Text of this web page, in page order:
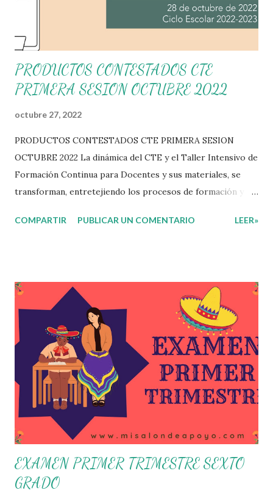
PRODUCTOS CONTESTADOS CTE
PRIMERA SESION OCTUBRE 2022
octubre 27, 2022
PRODUCTOS CONTESTADOS CTE PRIMERA SESION
OCTUBRE 2022 La dinámica del CTE y el Taller Intensivo de
Formación Continua para Docentes y sus materiales, se
transforman, entretejiendo los procesos de formación y de
una guía de trabajo a un documento orientador, el cual es
propone que el colectivo docente tome decisiones sobre
su organización, la gestión del tiempo acorde a las
necesidades de la escuela y las acciones que decidan
emprender para apropiarse y resignificar el Plan de
Estudio dentro y fuera de este espacio. En esta Primera
Sesión Ordinaria se les invita a que reflexionen y acuerden
posibles acciones a realizar colaborativamente en la escuela
y con la comunidad, a fin de atender las problemáticas
identificadas. Compañeros docentes en est...
COMPARTIR PUBLICAR UN COMENTARIO LEER»
EXAMEN PRIMER TRIMESTRE SEXTO
GRADO